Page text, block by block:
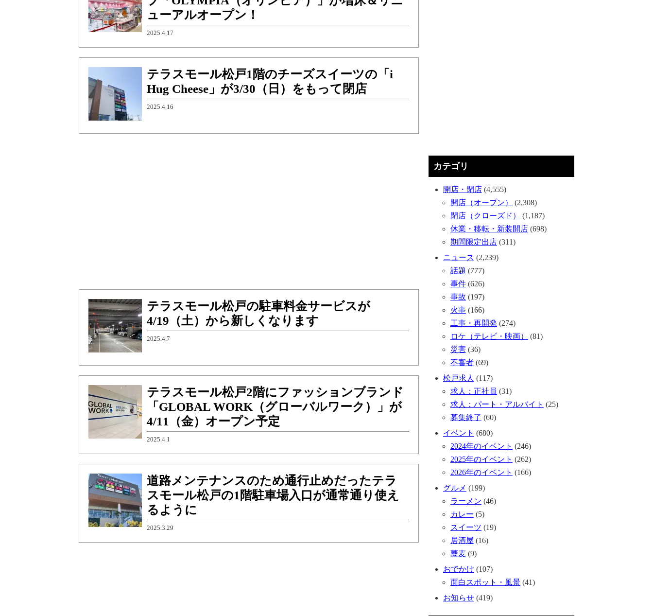
ューアルオープン！
2025.4.17
テラスモール松戸1階のチーズスイーツの「i
Hug Cheese」が3/30（日）をもって閉店
2025.4.16
テラスモール松戸の駐車料金サービスが
4/19（土）から新しくなります
2025.4.7
テラスモール松戸2階にファッションブランド
「GLOBAL WORK（グローバルワーク）」が
4/11（金）オープン予定
2025.4.1
道路メンテナンスのため通行止めだったテラ
スモール松戸の1階駐車場入口が通常通り使え
るように
2025.3.29
カテゴリ
開店・閉店 (4,555)
開店（オープン）
(2,308)
閉店（クローズド）
(1,187)
休業・移転・新装開店 (698)
期間限定出店 (311)
ニュース (2,239)
話題 (777)
事件 (626)
事故 (197)
火事 (166)
工事・再開発 (274)
ロケ（テレビ・映画）
(81)
災害 (36)
不審者 (69)
松戸求人 (117)
求人：正社員 (31)
求人：パート・アルバイト (25)
募集終了 (60)
イベント (680)
2024年のイベント (246)
2025年のイベント (262)
2026年のイベント (166)
グルメ (199)
ラーメン (46)
カレー (5)
スイーツ (19)
居酒屋 (16)
蕎麦 (9)
おでかけ (107)
面白スポット・風景 (41)
お知らせ (419)